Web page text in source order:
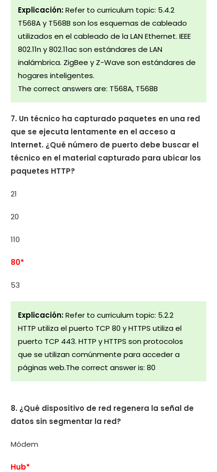
Explicación:Refer to curriculum topic: 5.4.2
T568A y T568B son los esquemas de cableado
utilizados en el cableado de la LAN Ethernet. IEEE
802.11n y 802.11ac son estándares de LAN
inalámbrica. ZigBee y Z-Wave son estándares de
hogares inteligentes.
The correct answers are: T568A, T568B
7. Un técnico ha capturado paquetes en una red
que se ejecuta lentamente en el acceso a
Internet. ¿Qué número de puerto debe buscar el
técnico en el material capturado para ubicar los
paquetes HTTP?
21
20
110
80*
53
Explicación:Refer to curriculum topic: 5.2.2
HTTP utiliza el puerto TCP 80 y HTTPS utiliza el
puerto TCP 443. HTTP y HTTPS son protocolos
que se utilizan comúnmente para acceder a
páginas web.The correct answer is: 80
8. ¿Qué dispositivo de red regenera la señal de
datos sin segmentar la red?
Módem
Hub*